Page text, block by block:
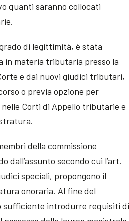
quanti saranno collocati
di legittimità, è stata
in materia tributaria presso la
e dai nuovi giudici tributari,
o previa opzione per
Corti di Appello tributarie e
della commissione
dall’assunto secondo cui l’art.
speciali, propongono il
onoraria. Al fine del
sufficiente introdurre requisiti di